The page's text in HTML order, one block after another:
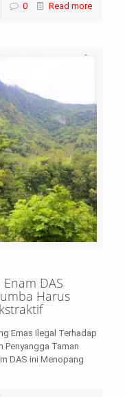
0 Read more
DAS
Harus
Emas Ilegal Terhadap
Penyangga Taman
DAS ini Menopang